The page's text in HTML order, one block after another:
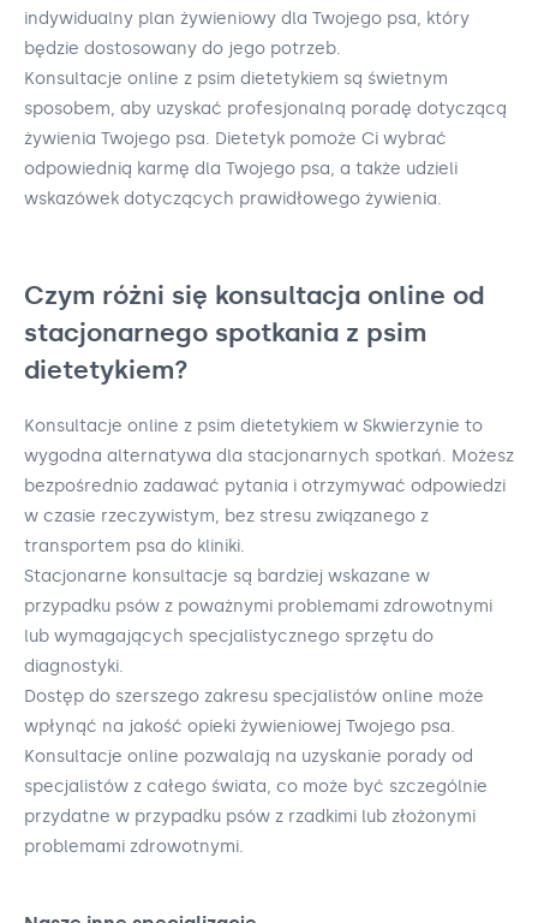
indywidualny plan żywieniowy dla Twojego psa, który
będzie dostosowany do jego potrzeb.
Konsultacje online z psim dietetykiem są świetnym
sposobem, aby uzyskać profesjonalną poradę dotyczącą
żywienia Twojego psa. Dietetyk pomoże Ci wybrać
odpowiednią karmę dla Twojego psa, a także udzieli
wskazówek dotyczących prawidłowego żywienia.
Czym różni się konsultacja online od
stacjonarnego spotkania z psim
dietetykiem?
Konsultacje online z psim dietetykiem w Skwierzynie to
wygodna alternatywa dla stacjonarnych spotkań. Możesz
bezpośrednio zadawać pytania i otrzymywać odpowiedzi
w czasie rzeczywistym, bez stresu związanego z
transportem psa do kliniki.
Stacjonarne konsultacje są bardziej wskazane w
przypadku psów z poważnymi problemami zdrowotnymi
lub wymagających specjalistycznego sprzętu do
diagnostyki.
Dostęp do szerszego zakresu specjalistów online może
wpłynąć na jakość opieki żywieniowej Twojego psa.
Konsultacje online pozwalają na uzyskanie porady od
specjalistów z całego świata, co może być szczególnie
przydatne w przypadku psów z rzadkimi lub złożonymi
problemami zdrowotnymi.